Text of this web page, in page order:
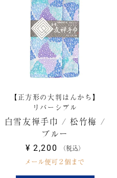
【正方形の大判はんかち】
リバーシブル
白雪友禅手巾 / 松竹梅 /
ブルー
¥ 2,200 税込
メール便可２個まで